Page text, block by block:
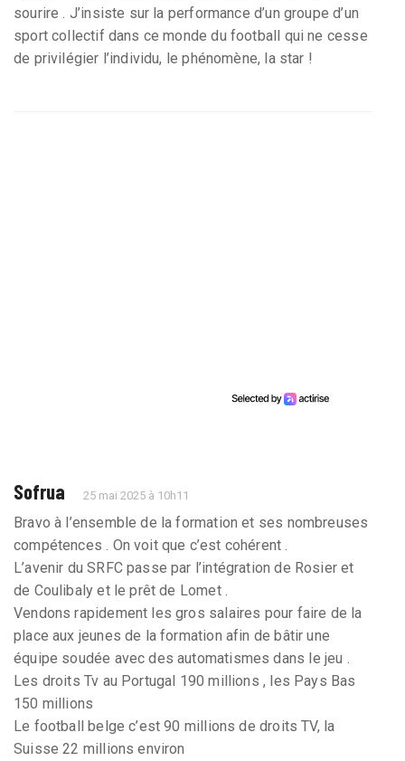
sourire . J’insiste sur la performance d’un groupe d’un
sport collectif dans ce monde du football qui ne cesse
de privilégier l’individu, le phénomène, la star !
Sofrua 25 mai 2025 à 10h11
Bravo à l’ensemble de la formation et ses nombreuses
compétences . On voit que c’est cohérent .
L’avenir du SRFC passe par l’intégration de Rosier et
de Coulibaly et le prêt de Lomet .
Vendons rapidement les gros salaires pour faire de la
place aux jeunes de la formation afin de bâtir une
équipe soudée avec des automatismes dans le jeu .
Les droits Tv au Portugal 190 millions , les Pays Bas
150 millions
Le football belge c’est 90 millions de droits TV, la
Suisse 22 millions environ